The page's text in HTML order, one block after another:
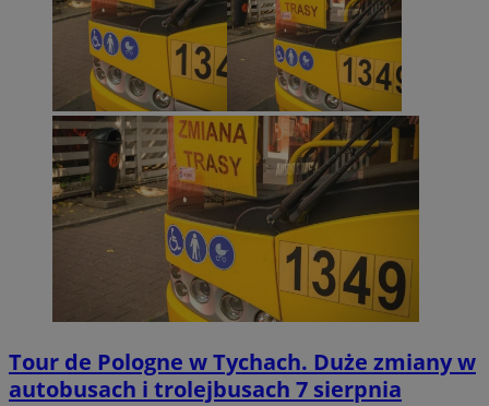
Tour de Pologne w Tychach. Duże zmiany w
autobusach i trolejbusach 7 sierpnia